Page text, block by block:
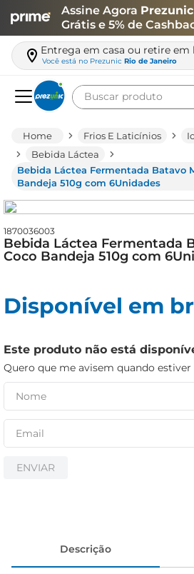
Assine Agora
Grátis e 5% de
Entrega em casa ou retire em
Você está no Prezunic Rio de Janeiro
Buscar produto
Frios E Laticínios
Bebida Láctea
Bebida Láctea Fermentada Batavo
Bandeja 510g com 6Unidades
1870036003
Bebida Láctea Fermentada
Coco Bandeja 510g com
Disponível em
Este produto não está
Quero que me avisem quando
ENVIAR
Descrição
leite
biscoito
iogurte
papel higiênico
cerveja